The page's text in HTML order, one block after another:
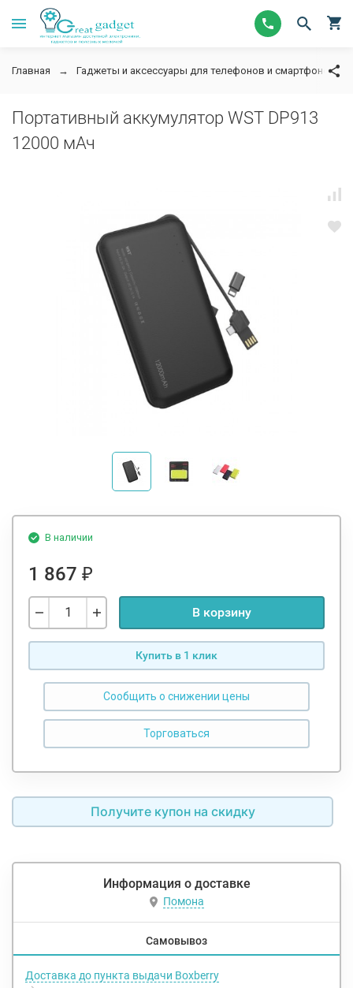
Главная Гаджеты и аксессуары для телефонов и смартфонов
Портативный аккумулятор WST DP913
12000 мАч
В наличии
1 867 ₽
В корзину
Купить в 1 клик
Сообщить о снижении цены
Получите купон на скидку
Информация о доставке
Помона
Самовывоз
Доставка до пункта выдачи Boxberry